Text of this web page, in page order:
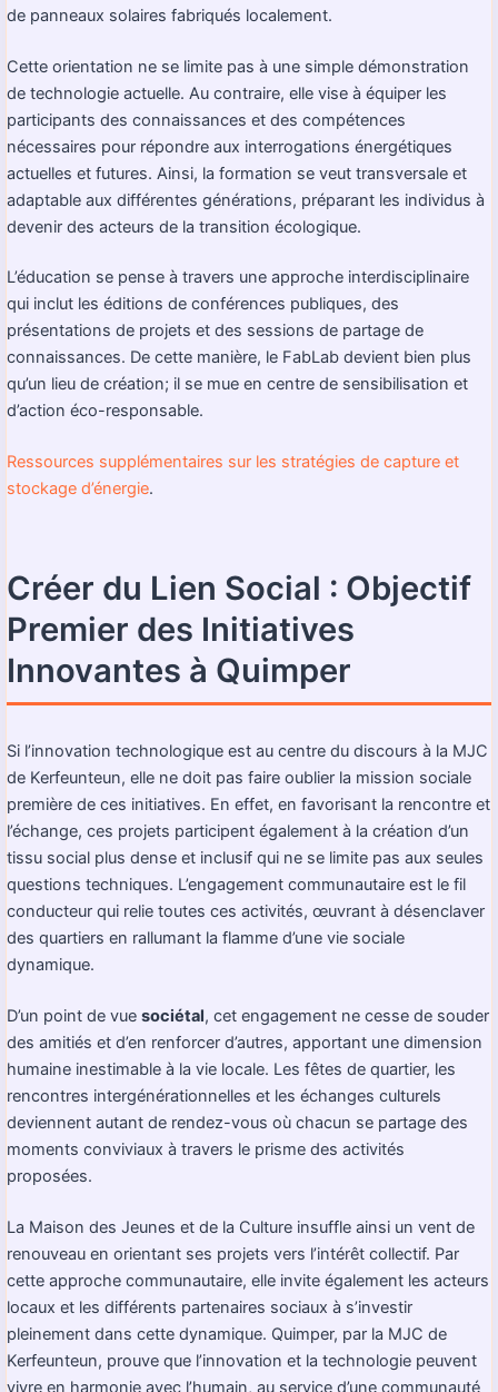
de panneaux solaires fabriqués localement.
Cette orientation ne se limite pas à une simple démonstration
de technologie actuelle. Au contraire, elle vise à équiper les
participants des connaissances et des compétences
nécessaires pour répondre aux interrogations énergétiques
actuelles et futures. Ainsi, la formation se veut transversale et
adaptable aux différentes générations, préparant les individus à
devenir des acteurs de la transition écologique.
L’éducation se pense à travers une approche interdisciplinaire
qui inclut les éditions de conférences publiques, des
présentations de projets et des sessions de partage de
connaissances. De cette manière, le FabLab devient bien plus
qu’un lieu de création; il se mue en centre de sensibilisation et
d’action éco-responsable.
Ressources supplémentaires sur les stratégies de capture et
stockage d’énergie.
Créer du Lien Social : Objectif
Premier des Initiatives
Innovantes à Quimper
Si l’innovation technologique est au centre du discours à la MJC
de Kerfeunteun, elle ne doit pas faire oublier la mission sociale
première de ces initiatives. En effet, en favorisant la rencontre et
l’échange, ces projets participent également à la création d’un
tissu social plus dense et inclusif qui ne se limite pas aux seules
questions techniques. L’engagement communautaire est le fil
conducteur qui relie toutes ces activités, œuvrant à désenclaver
des quartiers en rallumant la flamme d’une vie sociale
dynamique.
D’un point de vue sociétal, cet engagement ne cesse de souder
des amitiés et d’en renforcer d’autres, apportant une dimension
humaine inestimable à la vie locale. Les fêtes de quartier, les
rencontres intergénérationnelles et les échanges culturels
deviennent autant de rendez-vous où chacun se partage des
moments conviviaux à travers le prisme des activités
proposées.
La Maison des Jeunes et de la Culture insuffle ainsi un vent de
renouveau en orientant ses projets vers l’intérêt collectif. Par
cette approche communautaire, elle invite également les acteurs
locaux et les différents partenaires sociaux à s’investir
pleinement dans cette dynamique. Quimper, par la MJC de
Kerfeunteun, prouve que l’innovation et la technologie peuvent
vivre en harmonie avec l’humain, au service d’une communauté